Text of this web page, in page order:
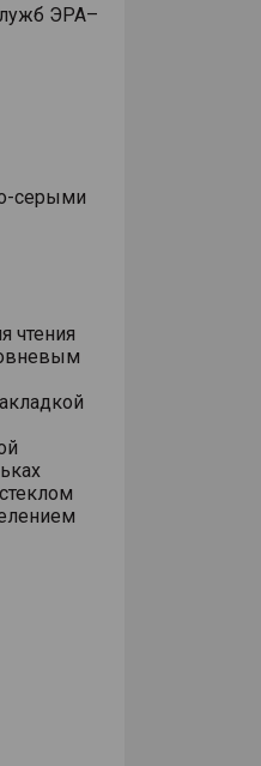
ЭРА–
серыми
чтения